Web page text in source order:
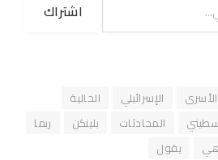
اشتراك
الأسرى الإسرائيلي
الحالية
المحادثات بلينكن
ربما
يقول